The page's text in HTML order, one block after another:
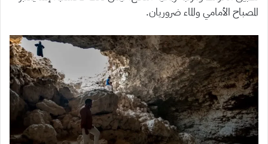
المصباح الأمامي والماء ضروريان.